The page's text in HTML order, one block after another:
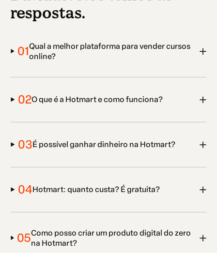
respostas.
01Qual a melhor plataforma para vender cursos
online?
02O que é a Hotmart e como funciona?
03É possível ganhar dinheiro na Hotmart?
04Hotmart: quanto custa? É gratuita?
05Como posso criar um produto digital do zero
na Hotmart?